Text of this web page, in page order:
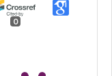
0